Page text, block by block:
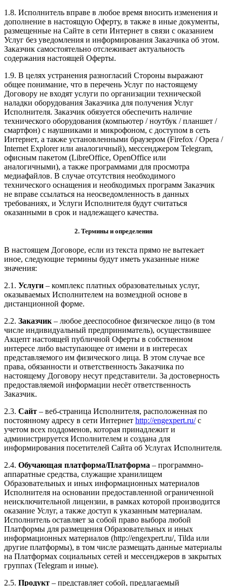
1.8. Исполнитель вправе в любое время вносить изменения и
дополнение в настоящую Оферту, в также в иные документы,
размещенные на Сайте в сети Интернет в связи с оказанием
Услуг без уведомления и информирования Заказчика об этом.
Заказчик самостоятельно отслеживает актуальность
содержания настоящей Оферты.
1.9. В целях устранения разногласий Стороны выражают
общее понимание, что в перечень Услуг по настоящему
Договору не входят услуги по организации технической
наладки оборудования Заказчика для получения Услуг
Исполнителя. Заказчик обязуется обеспечить наличие
технического оборудования (компьютер / ноутбук / планшет /
смартфон) с наушниками и микрофоном, с доступом в сеть
Интернет, а также установленными браузером (Firefox / Opera /
Internet Explorer или аналогичный), мессенджером Telegram,
офисным пакетом (LibreOffice, OpenOffice или
аналогичными), а также программами для просмотра
медиафайлов. В случае отсутствия необходимого
технического оснащения и необходимых программ Заказчик
не вправе ссылаться на неосведомленность в данных
требованиях, и Услуги Исполнителя будут считаться
оказанными в срок и надлежащего качества.
2. Термины и определения
В настоящем Договоре, если из текста прямо не вытекает
иное, следующие термины будут иметь указанные ниже
значения:
2.1. Услуги – комплекс платных образовательных услуг,
оказываемых Исполнителем на возмездной основе в
дистанционной форме.
2.2. Заказчик – любое дееспособное физическое лицо (в том
числе индивидуальный предприниматель), осуществившее
Акцепт настоящей публичной Оферты в собственном
интересе либо выступающее от имени и в интересах
представляемого им физического лица. В этом случае все
права, обязанности и ответственность Заказчика по
настоящему Договору несут представители. За достоверность
предоставляемой информации несёт ответственность
Заказчик.
2.3. Сайт – веб-страница Исполнителя, расположенная по
постоянному адресу в сети Интернет http://engexpert.ru/с
учетом всех поддоменов, которая принадлежит и
администрируется Исполнителем и создана для
информирования посетителей Сайта об Услугах Исполнителя.
2.4. Обучающая платформа/Платформа – программно-
аппаратные средства, служащие хранилищем
Образовательных и иных информационных материалов
Исполнителя на основании предоставленной ограниченной
неисключительной лицензии, в рамках которой производится
оказание Услуг, а также доступ к указанным материалам.
Исполнитель оставляет за собой право выбора любой
Платформы для размещения Образовательных и иных
информационных материалов (http://engexpert.ru/, Tilda или
другие платформы), в том числе размещать данные материалы
на Платформах социальных сетей и мессенджеров в закрытых
группах (Telegram и иные).
2.5. Продукт – представляет собой, предлагаемый